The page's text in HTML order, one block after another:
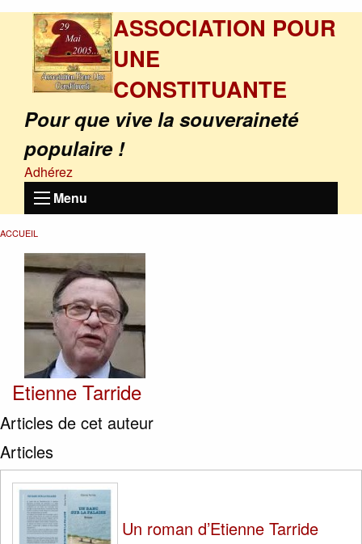
ASSOCIATION POUR
UNE
CONSTITUANTE
Pour que vive la souveraineté
populaire !
Adhérez
Menu
ACCUEIL
Etienne Tarride
Articles de cet auteur
Articles
Un roman d’Etienne Tarride